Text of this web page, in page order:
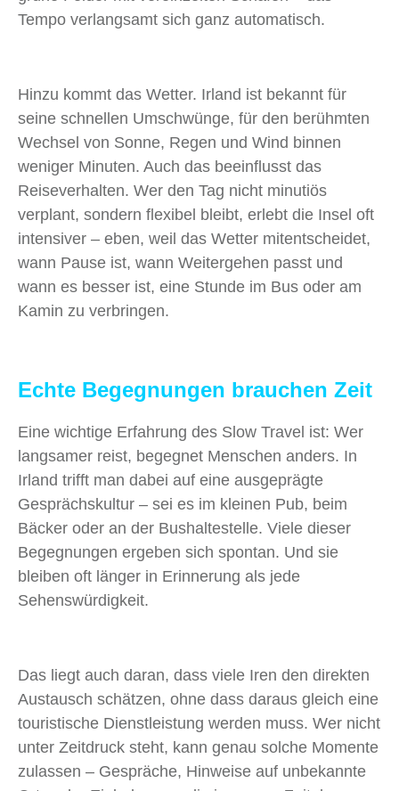
Tempo verlangsamt sich ganz automatisch.
Hinzu kommt das Wetter. Irland ist bekannt für
seine schnellen Umschwünge, für den berühmten
Wechsel von Sonne, Regen und Wind binnen
weniger Minuten. Auch das beeinflusst das
Reiseverhalten. Wer den Tag nicht minutiös
verplant, sondern flexibel bleibt, erlebt die Insel oft
intensiver – eben, weil das Wetter mitentscheidet,
wann Pause ist, wann Weitergehen passt und
wann es besser ist, eine Stunde im Bus oder am
Kamin zu verbringen.
Echte Begegnungen brauchen Zeit
Eine wichtige Erfahrung des Slow Travel ist: Wer
langsamer reist, begegnet Menschen anders. In
Irland trifft man dabei auf eine ausgeprägte
Gesprächskultur – sei es im kleinen Pub, beim
Bäcker oder an der Bushaltestelle. Viele dieser
Begegnungen ergeben sich spontan. Und sie
bleiben oft länger in Erinnerung als jede
Sehenswürdigkeit.
Das liegt auch daran, dass viele Iren den direkten
Austausch schätzen, ohne dass daraus gleich eine
touristische Dienstleistung werden muss. Wer nicht
unter Zeitdruck steht, kann genau solche Momente
zulassen – Gespräche, Hinweise auf unbekannte